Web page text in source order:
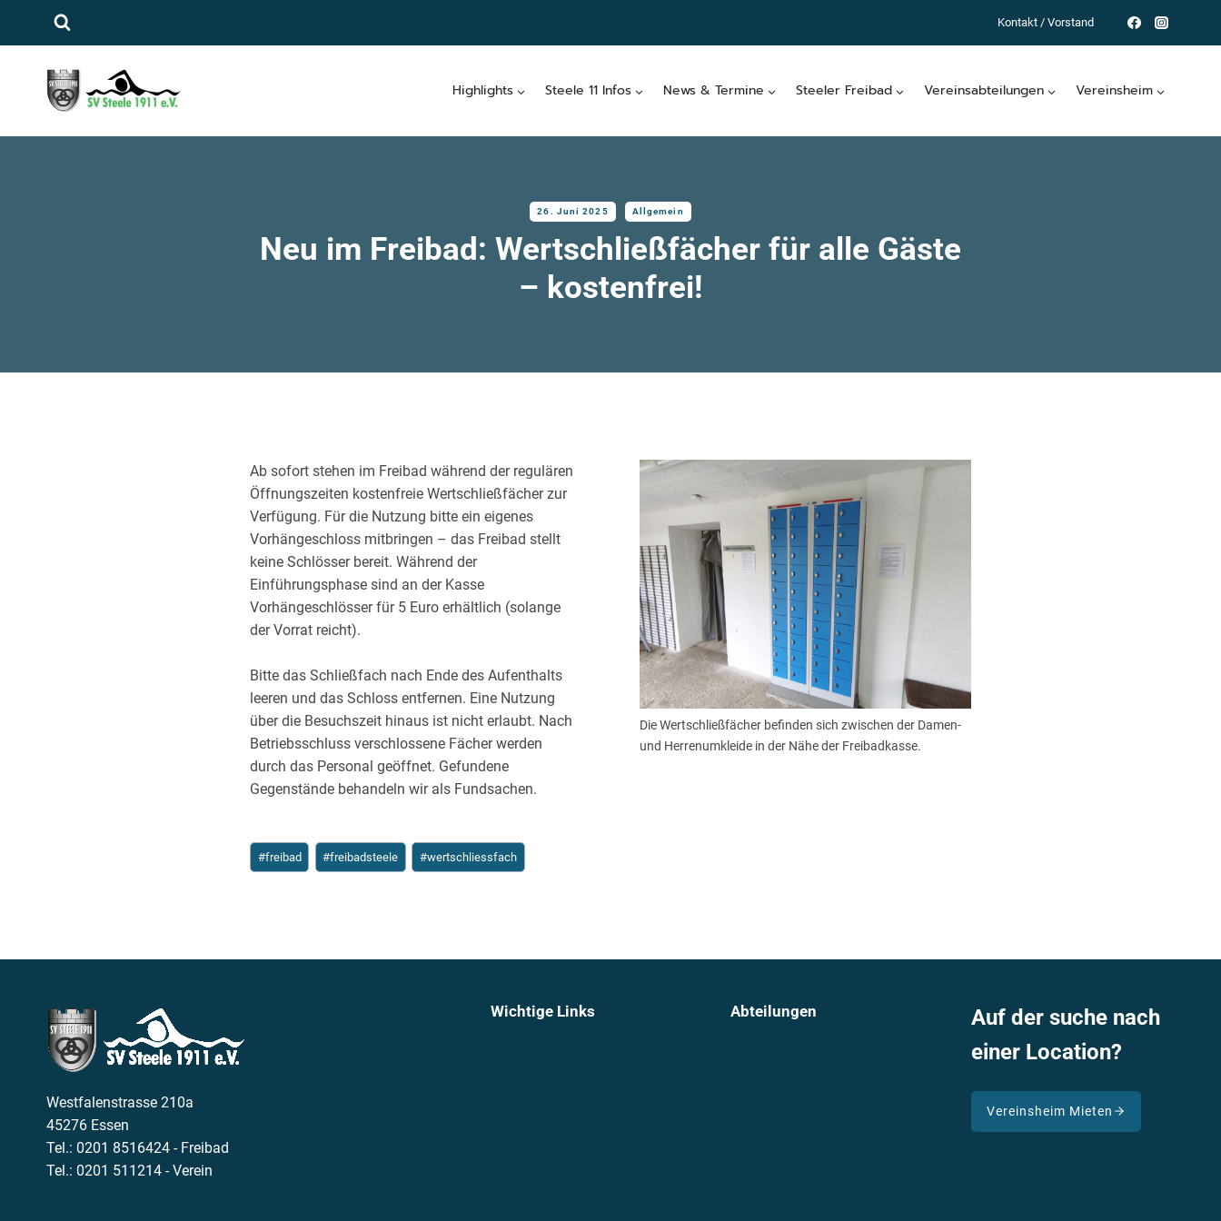
Kontakt / Vorstand
Highlights Steele 11 Infos News & Termine Steeler Freibad Vereinsabteilungen Vereinsheim
26. Juni 2025 Allgemein
Neu im Freibad: Wertschließfächer für alle Gäste
– kostenfrei!
Ab sofort stehen im Freibad während der regulären
Öffnungszeiten kostenfreie Wertschließfächer zur
Verfügung. Für die Nutzung bitte ein eigenes
Vorhängeschloss mitbringen – das Freibad stellt
keine Schlösser bereit. Während der
Einführungsphase sind an der Kasse
Vorhängeschlösser für 5 Euro erhältlich (solange
der Vorrat reicht).
Bitte das Schließfach nach Ende des Aufenthalts
leeren und das Schloss entfernen. Eine Nutzung
über die Besuchszeit hinaus ist nicht erlaubt. Nach
Betriebsschluss verschlossene Fächer werden
durch das Personal geöffnet. Gefundene
Gegenstände behandeln wir als Fundsachen.
Die Wertschließfächer befinden sich zwischen der Damen-
und Herrenumkleide in der Nähe der Freibadkasse.
Schlagworte:
#freibad #freibadsteele #wertschliessfach
Westfalenstrasse 210a
45276 Essen
Tel.: 0201 8516424 - Freibad
Tel.: 0201 511214 - Verein
Wichtige Links Abteilungen
Auf der suche nach
einer Location?
Vereinsheim Mieten